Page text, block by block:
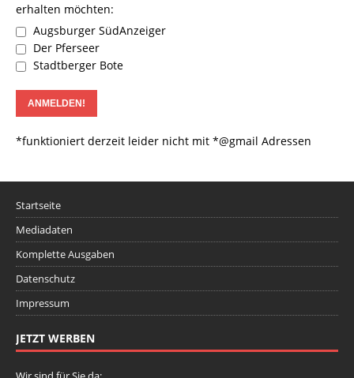
erhalten möchten:
Augsburger SüdAnzeiger
Der Pferseer
Stadtberger Bote
*funktioniert derzeit leider nicht mit *@gmail Adressen
Startseite
Mediadaten
Komplette Ausgaben
Datenschutz
Impressum
JETZT WERBEN